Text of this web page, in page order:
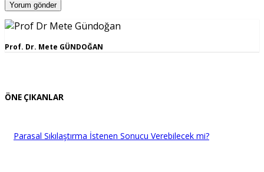
Prof. Dr. Mete GÜNDOĞAN
ÖNE ÇIKANLAR
Parasal Sıkılaştırma İstenen Sonucu Verebilecek mi?